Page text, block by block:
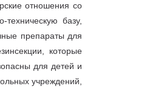
отношения со
базу,
препараты для
которые
для детей и
учреждений,